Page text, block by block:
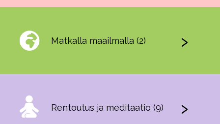
Matkalla maailmalla (2)
Rentoutus ja meditaatio (9)